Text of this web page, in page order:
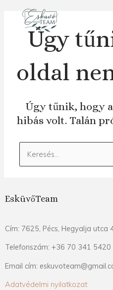
tartalomraÚgy
oldal
Úgy tűnik, hogy
hibás volt. Talán
Keresés:
EsküvőTeam
Cím: 7625, Pécs, Hegyalja utca
Telefonszám: +36 70 341 5420
Email cím:
Adatvédelmi nyilatkozat